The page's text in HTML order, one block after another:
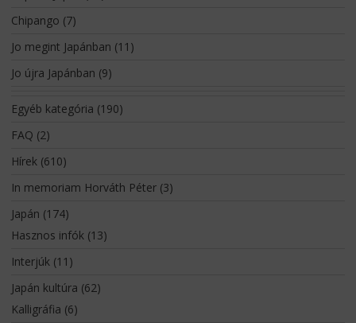
Chipango (7)
Jo megint Japánban (11)
Jo újra Japánban (9)
Egyéb kategória (190)
FAQ (2)
Hírek(610)
In memoriam Horváth Péter(3)
Japán (174)
Hasznos infók(13)
Interjúk(11)
Japán kultúra (62)
Kalligráfia (6)